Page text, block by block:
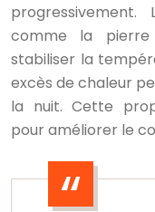
comme la
stabiliser la
excès de chaleur
la nuit. Cette
pour améliorer le